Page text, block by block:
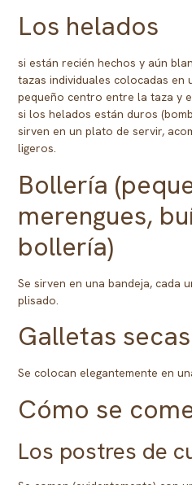
Los helados
si están recién hechos y aún
tazas individuales colocadas en
pequeño centro entre la taza y
si los helados están duros
sirven en un plato de servir,
ligeros.
Bollería
merengues,
bollería)
Se sirven en una bandeja, cada
plisado.
Galletas
Se colocan elegantemente en
Cómo se
Los postres de